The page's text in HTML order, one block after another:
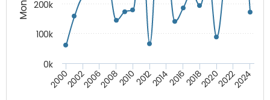
200020022006200820102012201420162018202020222024
0k
100k
200k